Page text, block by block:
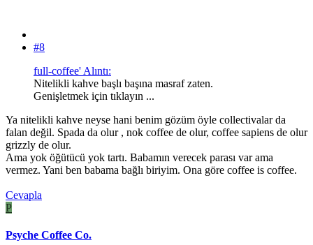
#8
full-coffee' Alıntı:
Nitelikli kahve başlı başına masraf zaten.
Genişletmek için tıklayın ...
Ya nitelikli kahve neyse hani benim gözüm öyle collectivalar da
falan değil. Spada da olur , nok coffee de olur, coffee sapiens de olur
grizzly de olur.
Ama yok öğütücü yok tartı. Babamın verecek parası var ama
vermez. Yani ben babama bağlı biriyim. Ona göre coffee is coffee.
Cevapla
P
Psyche Coffee Co.